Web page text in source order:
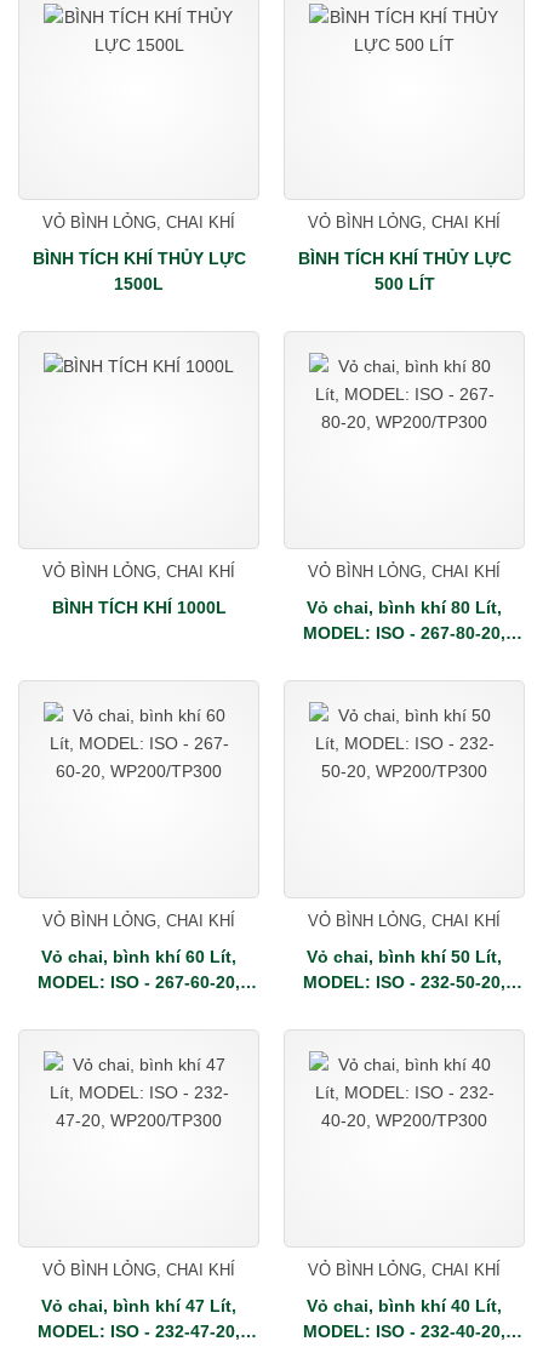
VỎ BÌNH LỎNG, CHAI KHÍ
BÌNH TÍCH KHÍ THỦY LỰC
1500L
VỎ BÌNH LỎNG, CHAI KHÍ
BÌNH TÍCH KHÍ THỦY LỰC
500 LÍT
VỎ BÌNH LỎNG, CHAI KHÍ
BÌNH TÍCH KHÍ 1000L
VỎ BÌNH LỎNG, CHAI KHÍ
Vỏ chai, bình khí 80 Lít,
MODEL: ISO - 267-80-20,
VỎ BÌNH LỎNG, CHAI KHÍ
Vỏ chai, bình khí 60 Lít,
MODEL: ISO - 267-60-20,
VỎ BÌNH LỎNG, CHAI KHÍ
Vỏ chai, bình khí 50 Lít,
MODEL: ISO - 232-50-20,
VỎ BÌNH LỎNG, CHAI KHÍ
Vỏ chai, bình khí 47 Lít,
MODEL: ISO - 232-47-20,
VỎ BÌNH LỎNG, CHAI KHÍ
Vỏ chai, bình khí 40 Lít,
MODEL: ISO - 232-40-20,